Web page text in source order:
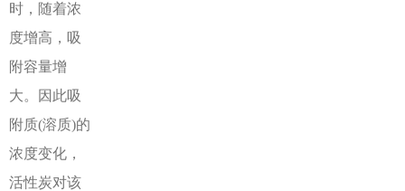
时，随着浓
度增高，吸
附容量增
大。因此吸
附质(溶质)的
浓度变化，
活性炭对该